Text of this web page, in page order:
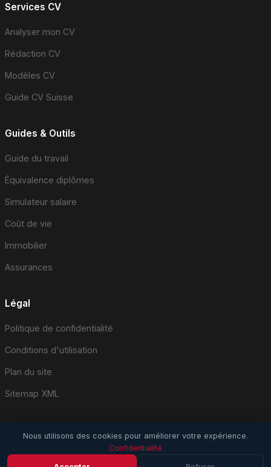
Services CV
Analyser mon CV
Rédaction CV
Modèles CV
Guide CV Suisse
Guides & Outils
Guide du travail
Équivalence diplômes
Simulateur salaire
Coût de vie
Immobilier
Assurances
Légal
Politique de confidentialité
Conditions d'utilisation
Plan du site
Sitemap XML
© 2026 EmploiSuisse.com. Tous droits réservés.
Nous utilisons des cookies pour améliorer votre expérience.
Confidentialité